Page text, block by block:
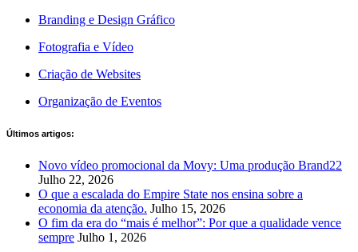
Branding e Design Gráfico
Fotografia e Vídeo
Criação de Websites
Organização de Eventos
Últimos artigos:
Novo vídeo promocional da Movy: Uma produção Brand22
Julho 22, 2026
O que a escalada do Empire State nos ensina sobre a
economia da atenção. Julho 15, 2026
O fim da era do “mais é melhor”: Por que a qualidade vence
sempre Julho 1, 2026